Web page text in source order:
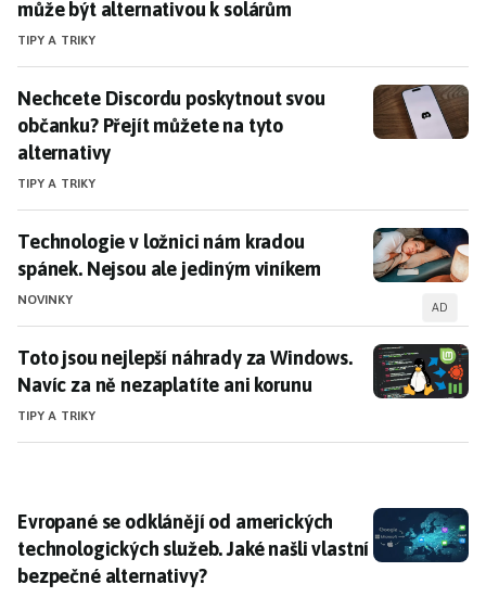
může být alternativou k solárům
TIPY A TRIKY
Nechcete Discordu poskytnout svou občanku?
Nechcete Discordu poskytnout svou
občanku? Přejít můžete na tyto
alternativy
TIPY A TRIKY
Technologie v ložnici nám kradou spánek. Nejsou
Technologie v ložnici nám kradou
spánek. Nejsou ale jediným viníkem
NOVINKY AD
Toto jsou nejlepší náhrady za Windows. Navíc za ně
Toto jsou nejlepší náhrady za Windows.
Navíc za ně nezaplatíte ani korunu
TIPY A TRIKY
Evropané se odklánějí od amerických
Evropané se odklánějí od amerických
technologických služeb. Jaké našli vlastní
bezpečné alternativy?